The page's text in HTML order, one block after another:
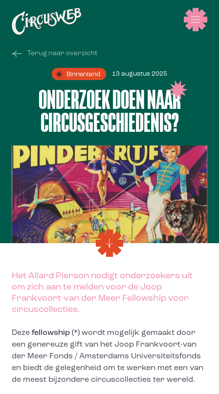
Terug naar overzicht
Binnenland 13 augustus 2025
ONDERZOEK DOEN NAAR
CIRCUSGESCHIEDENIS?
Het Allard Pierson nodigt onderzoekers uit
om zich aan te melden voor de Joop
Frankvoort-van der Meer Fellowship voor
circuscollecties.
Deze fellowship (*) wordt mogelijk gemaakt door
een genereuze gift van het Joop Frankvoort-van
der Meer Fonds / Amsterdams Universiteitsfonds
en biedt de gelegenheid om te werken met een van
de meest bijzondere circuscollecties ter wereld.